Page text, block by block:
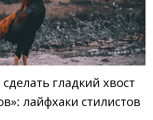
гладкий хвост
лайфхаки стилистов